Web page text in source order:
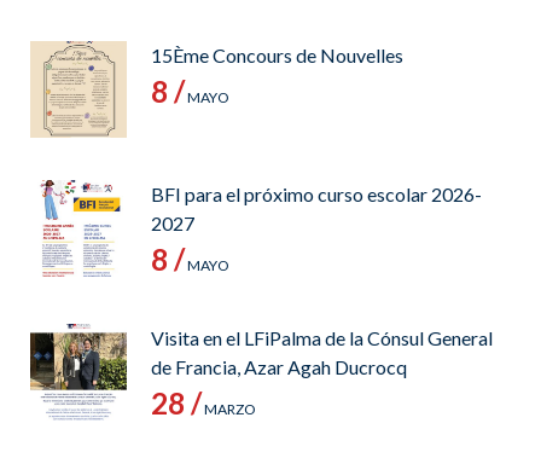
15Ème Concours de Nouvelles
8 /MAYO
BFI para el próximo curso escolar 2026-
2027
8 /MAYO
Visita en el LFiPalma de la Cónsul General
de Francia, Azar Agah Ducrocq
28 /MARZO